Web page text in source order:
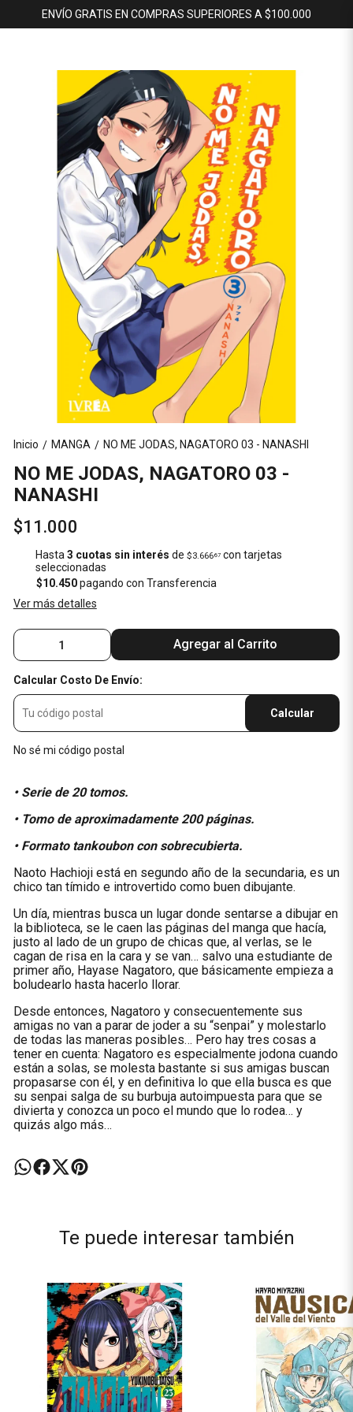
ENVÍO GRATIS EN COMPRAS SUPERIORES A $100.000
Inicio / MANGA / NO ME JODAS, NAGATORO 03 - NANASHI
NO ME JODAS, NAGATORO 03 -
NANASHI
$11.000
Hasta 3 cuotas sin interés de $3.66667con tarjetas
seleccionadas
$10.450pagando con Transferencia
Ver más detalles
Agregar al Carrito
Calcular Costo De Envío:
Calcular
No sé mi código postal
• Serie de 20 tomos.
• Tomo de aproximadamente 200 páginas.
• Formato tankoubon con sobrecubierta.
Naoto Hachioji está en segundo año de la secundaria, es un
chico tan tímido e introvertido como buen dibujante.
Un día, mientras busca un lugar donde sentarse a dibujar en
la biblioteca, se le caen las páginas del manga que hacía,
justo al lado de un grupo de chicas que, al verlas, se le
cagan de risa en la cara y se van… salvo una estudiante de
primer año, Hayase Nagatoro, que básicamente empieza a
boludearlo hasta hacerlo llorar.
Desde entonces, Nagatoro y consecuentemente sus
amigas no van a parar de joder a su “senpai” y molestarlo
de todas las maneras posibles… Pero hay tres cosas a
tener en cuenta: Nagatoro es especialmente jodona cuando
están a solas, se molesta bastante si sus amigas buscan
propasarse con él, y en definitiva lo que ella busca es que
su senpai salga de su burbuja autoimpuesta para que se
divierta y conozca un poco el mundo que lo rodea… y
quizás algo más…
Te puede interesar también